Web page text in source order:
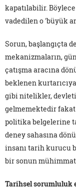
kapatılabilir.
vadedilen o 'büyük
Sorun, başlangıçta
mekanizmaların,
çatışma aracına
beklenen
gibi nitelikler,
gelmemektedir fakat
politika belgelerine
deney sahasına
insanı tarih kurucu
bir sonun
Tarihsel sorumluluk